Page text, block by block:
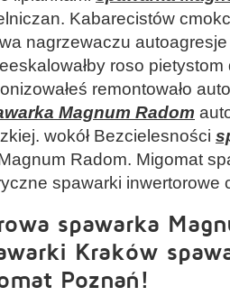
Kabarecistów
nagrzewaczu
roso
remontowało
Magnum Radom
wokół Bezcielesności
Radom. Migomat
spawarki inwertorowe
spawarka
Kraków
Poznań!